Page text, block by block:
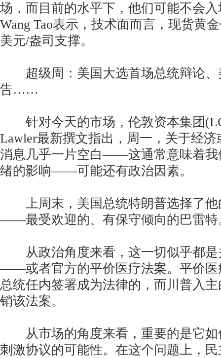
场，而目前的水平下，他们可能不会
Wang Tao表示，技术面而言，现货黄
美元/盎司支撑。
超级周：美国大选首场总统辩论、
告……
针对今天的市场，伦敦资本集团
Lawler最新撰文指出，周一，关于经
消息几乎一片空白——这通常意味着我
绪的影响——可能还有政治因素。
上周末，美国总统特朗普选择了他
——最受欢迎的、有保守倾向的巴雷特
从政治角度来看，这一切似乎都是
——或者官方的平价医疗法案。平价医
总统任内签署成为法律的，而川普入
销该法案。
从市场的角度来看，重要的是它如
刺激协议的可能性。在这个问题上，